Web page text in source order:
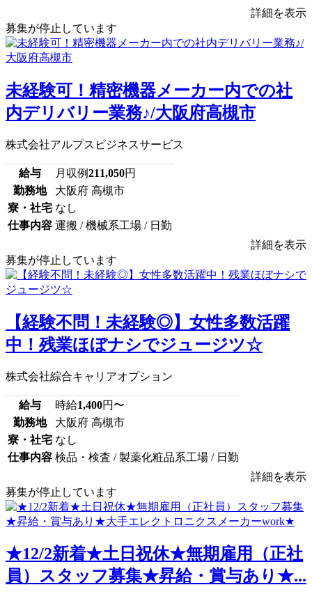
詳細を表示
募集が停止しています
未経験可！精密機器メーカー内での社
内デリバリー業務♪/大阪府高槻市
株式会社アルプスビジネスサービス
給与 月収例211,050円
勤務地
大阪府 高槻市
寮・社宅 なし
仕事内容 運搬 / 機械系工場 / 日勤
詳細を表示
募集が停止しています
【経験不問！未経験◎】女性多数活躍
中！残業ほぼナシでジュージツ☆
株式会社綜合キャリアオプション
給与 時給1,400円〜
勤務地
大阪府 高槻市
寮・社宅 なし
仕事内容 検品・検査 / 製薬化粧品系工場 / 日勤
詳細を表示
募集が停止しています
★12/2新着★土日祝休★無期雇用（正社
員）スタッフ募集★昇給・賞与あり★...